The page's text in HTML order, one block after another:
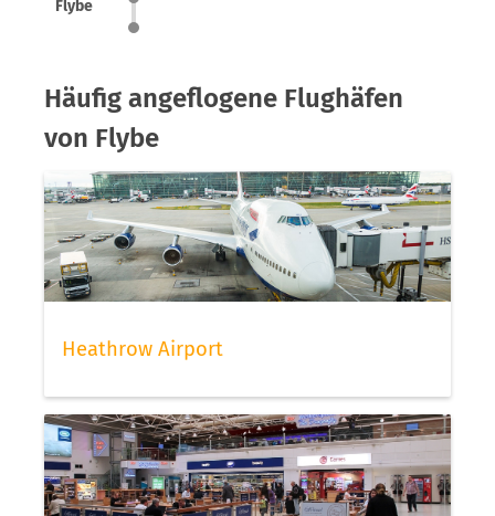
Flybe
Häufig angeflogene Flughäfen
von Flybe
Heathrow Airport